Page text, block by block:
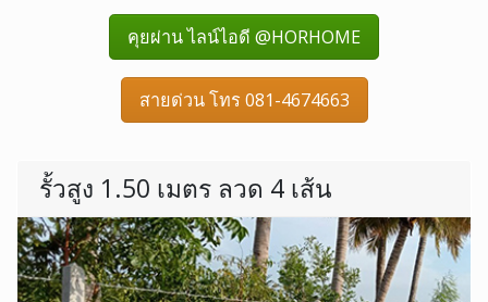
คุยผ่าน ไลน์ไอดี @HORHOME
สายด่วน โทร 081-4674663
รั้วสูง 1.50 เมตร ลวด 4 เส้น